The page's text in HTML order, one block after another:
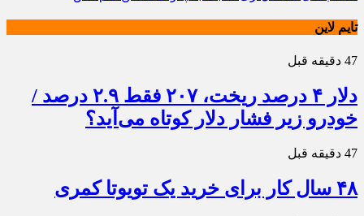
تایم لاین
47 دقیقه قبل
دلار ۴ درصد ریخت، ۲۰۷ فقط ۲.۹ درصد /
خودرو زیر فشار دلار کوتاه می‌آید؟
47 دقیقه قبل
۴۸ سال کار برای خرید یک تویوتا کمری